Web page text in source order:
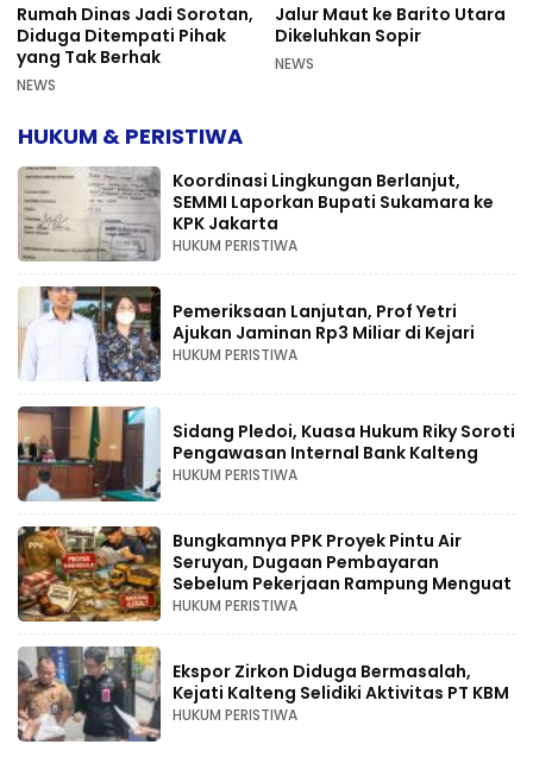
Rumah Dinas Jadi Sorotan,
Diduga Ditempati Pihak
yang Tak Berhak
NEWS
Jalur Maut ke Barito Utara
Dikeluhkan Sopir
NEWS
HUKUM & PERISTIWA
Koordinasi Lingkungan Berlanjut,
SEMMI Laporkan Bupati Sukamara ke
KPK Jakarta
HUKUM PERISTIWA
Pemeriksaan Lanjutan, Prof Yetri
Ajukan Jaminan Rp3 Miliar di Kejari
HUKUM PERISTIWA
Sidang Pledoi, Kuasa Hukum Riky Soroti
Pengawasan Internal Bank Kalteng
HUKUM PERISTIWA
Bungkamnya PPK Proyek Pintu Air
Seruyan, Dugaan Pembayaran
Sebelum Pekerjaan Rampung Menguat
HUKUM PERISTIWA
Ekspor Zirkon Diduga Bermasalah,
Kejati Kalteng Selidiki Aktivitas PT KBM
HUKUM PERISTIWA